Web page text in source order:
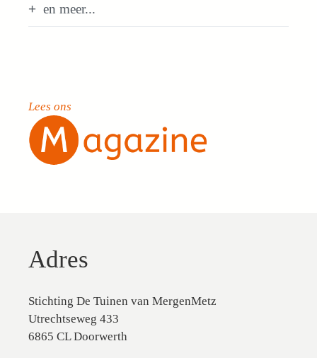
en meer...
Lees ons
Adres
Stichting De Tuinen van MergenMetz
Utrechtseweg 433
6865 CL Doorwerth